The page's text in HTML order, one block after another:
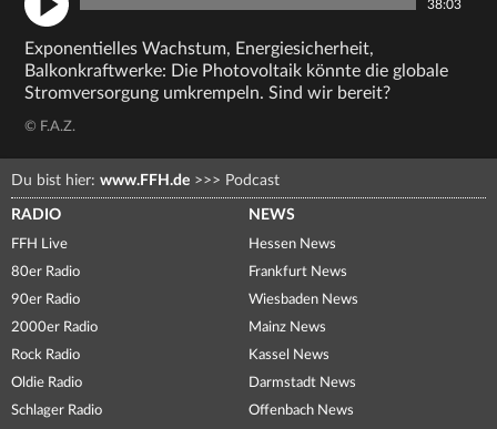
38:03
Exponentielles Wachstum, Energiesicherheit,
Balkonkraftwerke: Die Photovoltaik könnte die globale
Stromversorgung umkrempeln. Sind wir bereit?
© F.A.Z.
Du bist hier: www.FFH.de >>> Podcast
RADIO
FFH Live
80er Radio
90er Radio
2000er Radio
Rock Radio
Oldie Radio
Schlager Radio
NEWS
Hessen News
Frankfurt News
Wiesbaden News
Mainz News
Kassel News
Darmstadt News
Offenbach News